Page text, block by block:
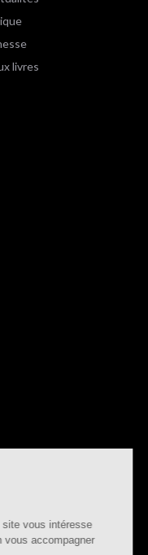
site vous intéresse
vous accompagner
livres